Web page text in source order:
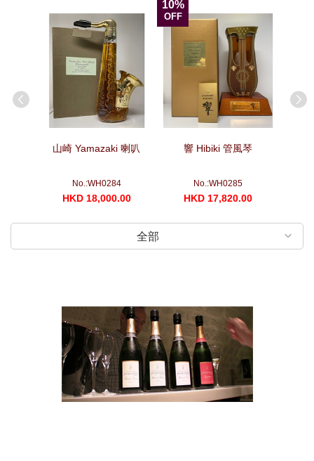
山崎 Yamazaki 喇叭
No.:WH0284
HKD 18,000.00
10%
OFF
響 Hibiki 管風琴
No.:WH0285
HKD 17,820.00
全部